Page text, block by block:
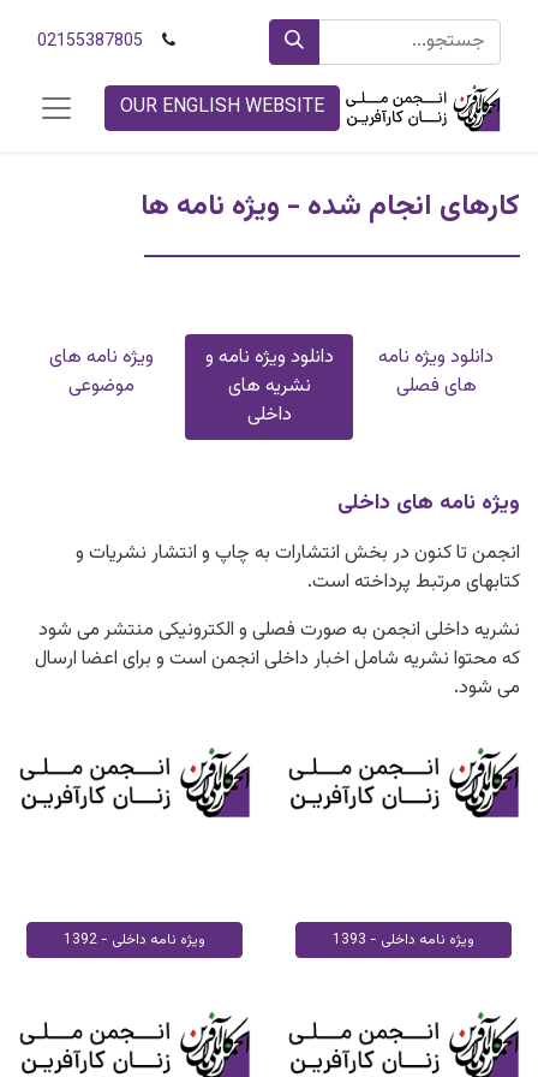
02155387805
OUR ENGLISH WEBSITE
کارهای انجام شده - ویژه نامه ها
دانلود ویژه نامه
های فصلی
دانلود ویژه نامه و
نشریه های
داخلی
ویژه نامه های
موضوعی
ویژه نامه های داخلی
انجمن تا کنون در بخش انتشارات به چاپ و انتشار نشریات و
کتابهای مرتبط پرداخته است.
نشریه داخلی انجمن به صورت فصلی و الکترونیکی منتشر می شود
که محتوا نشریه شامل اخبار داخلی انجمن است و برای اعضا ارسال
می شود.
ویژه نامه داخلی - 1393 ویژه نامه داخلی - 1392